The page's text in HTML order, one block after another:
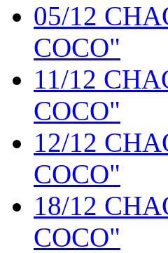
05/12
COCO"
11/12
COCO"
12/12
COCO"
18/12
COCO"